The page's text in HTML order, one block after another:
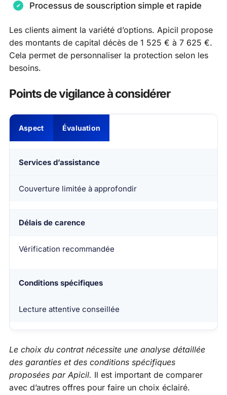
Processus de souscription simple et rapide
Les clients aiment la variété d’options. Apicil propose
des montants de capital décès de 1 525 € à 7 625 €.
Cela permet de personnaliser la protection selon les
besoins.
Points de vigilance à considérer
Aspect Évaluation
Services d’assistance
Couverture limitée à approfondir
Délais de carence
Vérification recommandée
Conditions spécifiques
Lecture attentive conseillée
Le choix du contrat nécessite une analyse détaillée
des garanties et des conditions spécifiques
proposées par Apicil. Il est important de comparer
avec d’autres offres pour faire un choix éclairé.